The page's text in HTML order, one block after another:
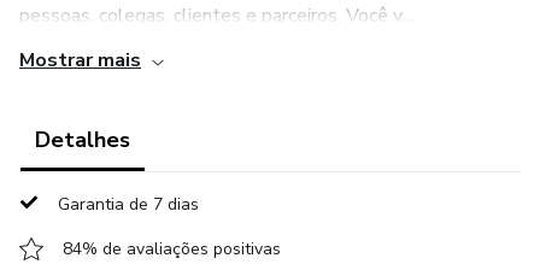
pessoas, colegas, clientes e parceiros. Você v...
Mostrar mais
Detalhes
Garantia de 7 dias
84% de avaliações positivas